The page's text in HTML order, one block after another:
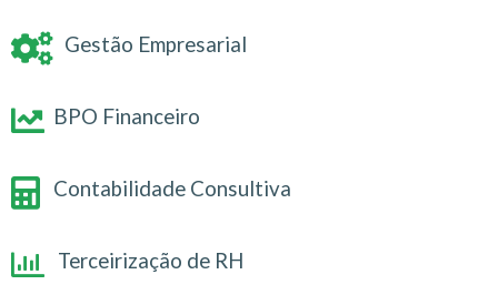
Gestão Empresarial
BPO Financeiro
Contabilidade Consultiva
Terceirização de RH